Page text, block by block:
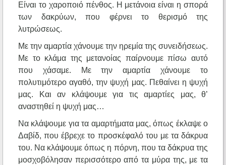
Είναι το χαροποιό πένθος. Η μετάνοια είναι η σπορά
των δακρύων, που φέρνει το θερισμό της
λυτρώσεως.
Με την αμαρτία χάνουμε την ηρεμία της συνειδήσεως.
Με το κλάμα της μετανοίας παίρνουμε πίσω αυτό
που χάσαμε. Με την αμαρτία χάνουμε το
πολυτιμότερο αγαθό, την ψυχή μας. Πεθαίνει η ψυχή
μας. Και αν κλάψουμε για τις αμαρτίες μας, θ’
αναστηθεί η ψυχή μας…
Να κλάψουμε για τα αμαρτήματα μας, όπως έκλαψε ο
Δαβίδ, που έβρεχε το προσκέφαλό του με τα δάκρυα
του. Να κλάψουμε όπως η πόρνη, που τα δάκρυα της
μοσχοβόλησαν περισσότερο από τα μύρα της, με τα